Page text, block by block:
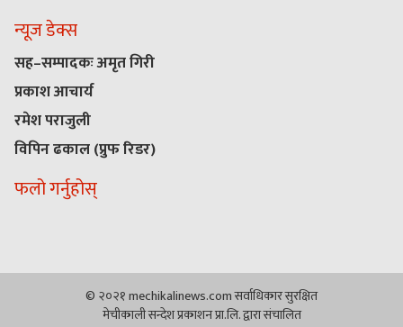
न्यूज डेक्स
सह–सम्पादकः अमृत गिरी
प्रकाश आचार्य
रमेश पराजुली
विपिन ढकाल (प्रुफ रिडर)
फलो गर्नुहोस्
© २०२१ mechikalinews.com सर्वाधिकार सुरक्षित
मेचीकाली सन्देश प्रकाशन प्रा.लि. द्वारा संचालित